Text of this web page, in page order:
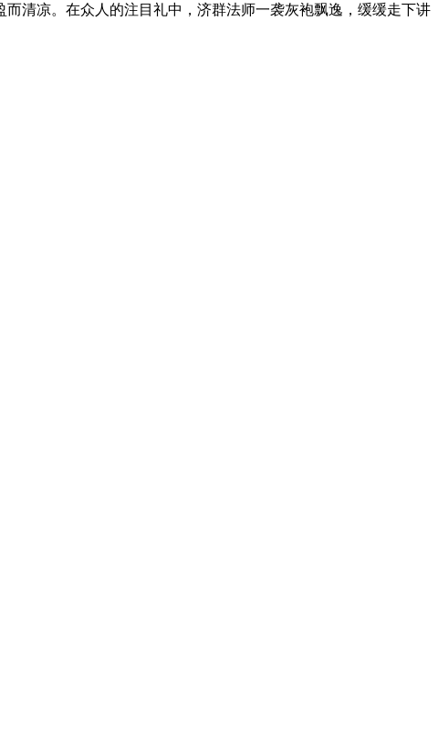
清凉。在众人的注目礼中，济群法师一袭灰袍飘逸，缓缓走下讲